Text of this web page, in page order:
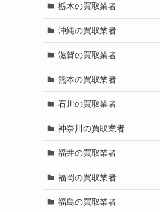
栃木の買取業者
沖縄の買取業者
滋賀の買取業者
熊本の買取業者
石川の買取業者
神奈川の買取業者
福井の買取業者
福岡の買取業者
福島の買取業者